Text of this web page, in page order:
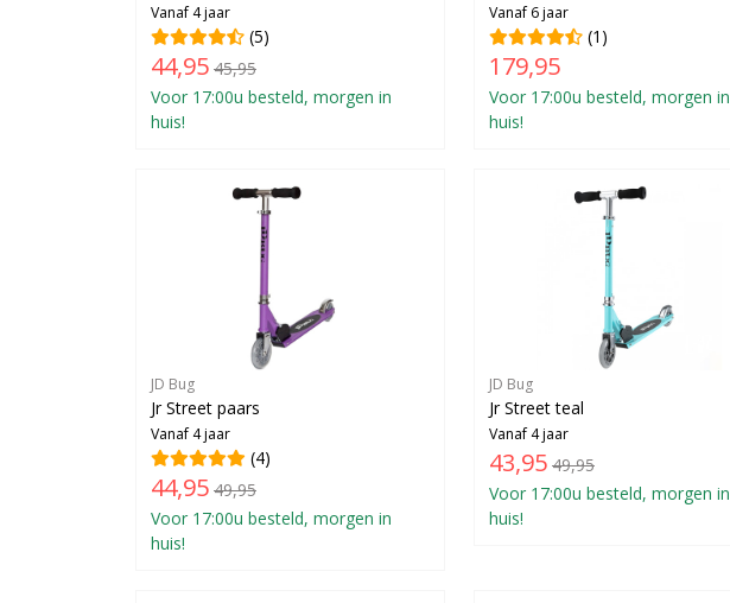
Vanaf 4 jaar
(5)
44,95 45,95
Voor 17:00u besteld, morgen in
huis!
Vanaf 6 jaar
(1)
179,95
Voor 17:00u besteld, morgen in
huis!
JD Bug
Jr Street paars
Vanaf 4 jaar
(4)
44,95 49,95
Voor 17:00u besteld, morgen in
huis!
JD Bug
Jr Street teal
Vanaf 4 jaar
43,95 49,95
Voor 17:00u besteld, morgen in
huis!